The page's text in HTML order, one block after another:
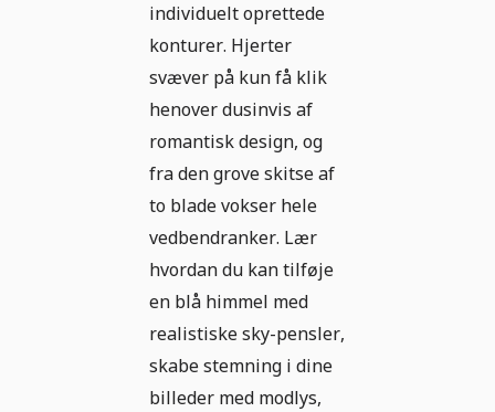
individuelt oprettede
konturer. Hjerter
svæver på kun få klik
henover dusinvis af
romantisk design, og
fra den grove skitse af
to blade vokser hele
vedbendranker. Lær
hvordan du kan tilføje
en blå himmel med
realistiske sky-pensler,
skabe stemning i dine
billeder med modlys,